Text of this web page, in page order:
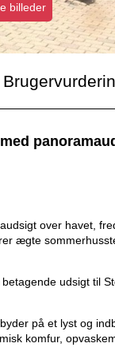
billeder
over havet,
ægte
udsigt til
på et lyst og
komfur,